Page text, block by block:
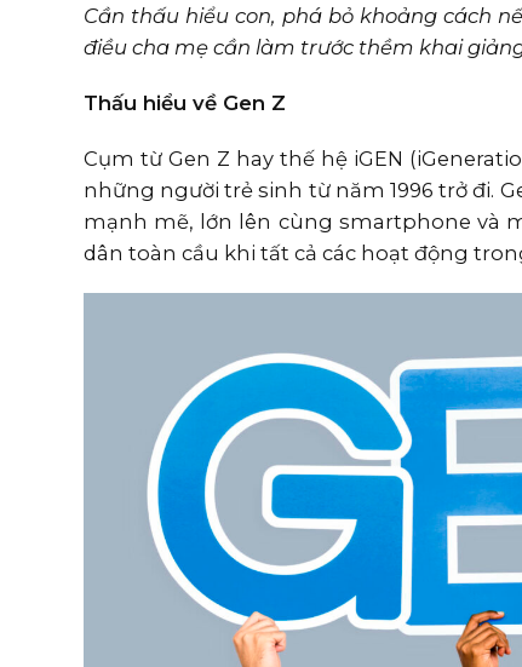
Cần thấu hiểu con, phá bỏ khoảng cách
điều cha mẹ cần làm trước thềm khai
Thấu hiểu về Gen Z
Cụm từ Gen Z hay thế hệ iGEN
những người trẻ sinh từ năm 1996 trở đi.
mạnh mẽ, lớn lên cùng smartphone và
dân toàn cầu khi tất cả các hoạt động